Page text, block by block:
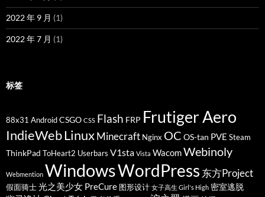
2022 年 9 月 (1)
2022 年 7 月 (1)
标签
88x31 Android CSGO CSS Flash FRP Frutiger Aero
IndieWebLinuxMinecraft Nginx OC OS-tan PVE Steam
ThinkPad ToHeart2 Userbars V1sta Vista WacomWebinoly
Webmention WindowsWordPress 东方Project
假面骑士 光之美少女 PreCure 图形设计 女子高生 Girl's High 密室逃脱